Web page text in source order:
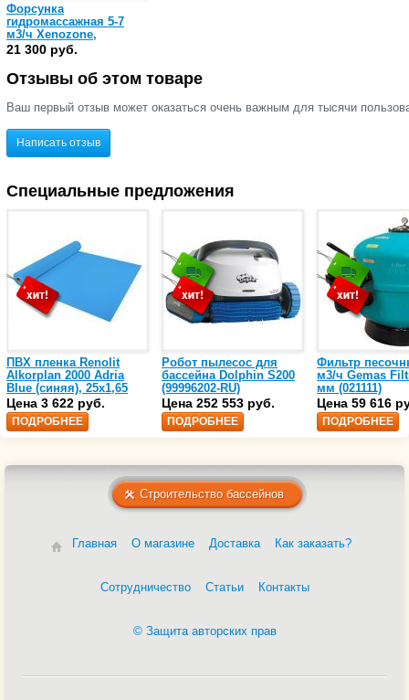
Форсунка
гидромассажная 5-7
м3/ч Xenozone,
нержавеющая сталь
AISI-316, 1" ВР / 1½″
ВР (ФГ.05/1)
21 300 руб.
Отзывы об этом товаре
Ваш первый отзыв может оказаться очень важным для тысячи
Написать отзыв
Специальные предложения
ПВХ пленка Renolit
Alkorplan 2000 Adria
Blue (синяя), 25х1,65
(35216203)
Цена 3 622 руб.
ПОДРОБНЕЕ
Робот пылесос для
бассейна Dolphin S200
(99996202-RU)
Цена 252 553 руб.
ПОДРОБНЕЕ
Фильтр
м3/ч Gemas
мм (021111)
Цена 59 616
ПОДРОБНЕЕ
Строительство бассейнов
Главная О магазине Доставка Как заказать?
Сотрудничество Статьи Контакты
© Защита авторских прав